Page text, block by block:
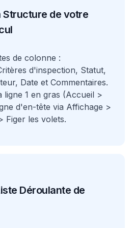
de votre
de colonne :
d'inspection, Statut,
Date et Commentaires.
ligne 1 en gras (Accueil >
d'en-tête via Affichage >
Figer les volets.
Déroulante de